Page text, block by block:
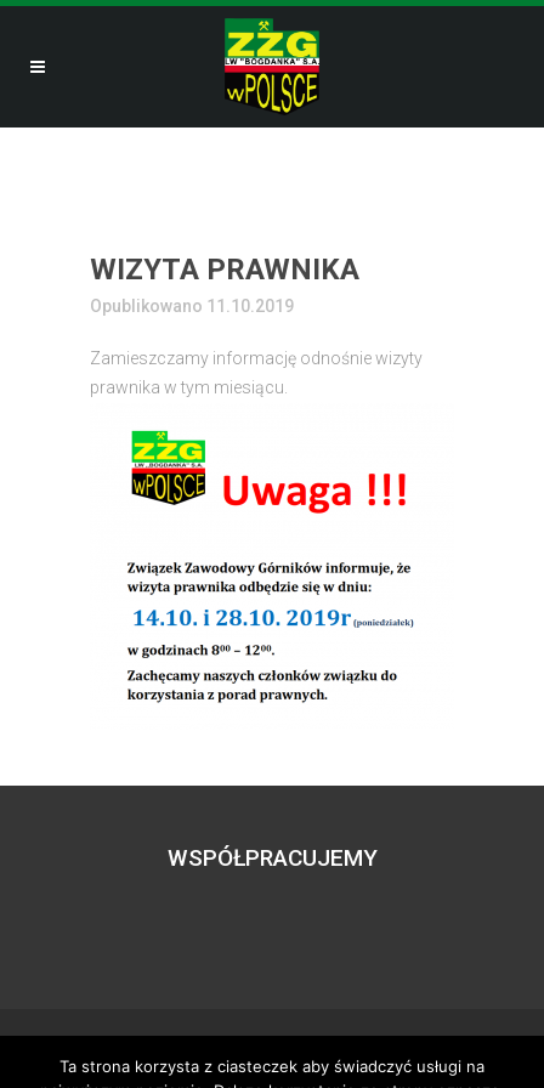
WIZYTA PRAWNIKA
Opublikowano 11.10.2019
Zamieszczamy informację odnośnie wizyty
prawnika w tym miesiącu.
WSPÓŁPRACUJEMY
Ta strona korzysta z ciasteczek aby świadczyć usługi na